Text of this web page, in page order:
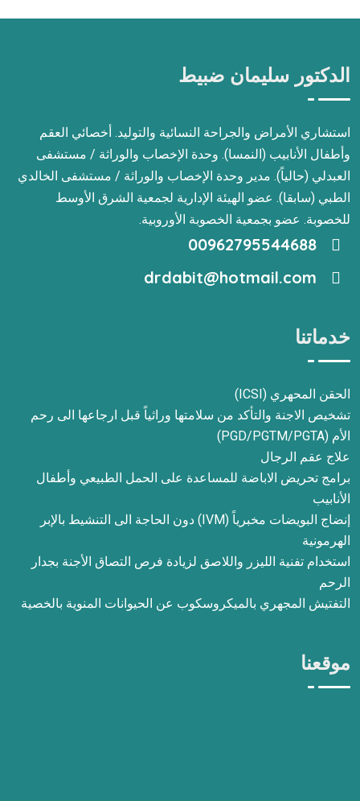
الدكتور سليمان ضبيط
استشاري الأمراض والجراحة النسائية والتوليد. أخصائي العقم
وأطفال الأنابيب (النمسا). وحدة الإخصاب والوراثة / مستشفى
العبدلي (حالياً). مدير وحدة الإخصاب والوراثة / مستشفى الخالدي
الطبي (سابقا). عضو الهيئة الإدارية لجمعية الشرق الأوسط
للخصوبة. عضو بجمعية الخصوبة الأوروبية.
خدماتنا
الحقن المحهري (ICSI)
تشخيص الاجنة والتأكد من سلامتها وراثياً قبل ارجاعها الى رحم
الأم (PGD/PGTM/PGTA)
علاج عقم الرجال
برامج تحريض الاباضة للمساعدة على الحمل الطبيعي وأطفال
الأنابيب
إنضاج البويضات مخبرياً (IVM) دون الحاجة الى التنشيط بالإبر
الهرمونية
استخدام تفنية الليزر واللاصق لزيادة فرص التصاق الأجنة بجدار
الرحم
التفتيش المجهري بالميكروسكوب عن الحيوانات المنوية بالخصية
موقعنا